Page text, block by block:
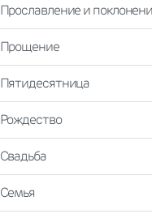
Прославление и
Прощение
Пятидесятница
Рождество
Свадьба
Семья